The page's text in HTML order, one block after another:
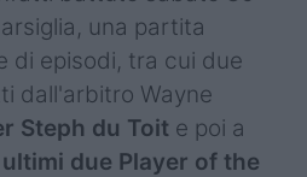
una partita
di episodi, tra cui due
dall'arbitro Wayne
Steph du Toit e poi a
ultimi due Player of the